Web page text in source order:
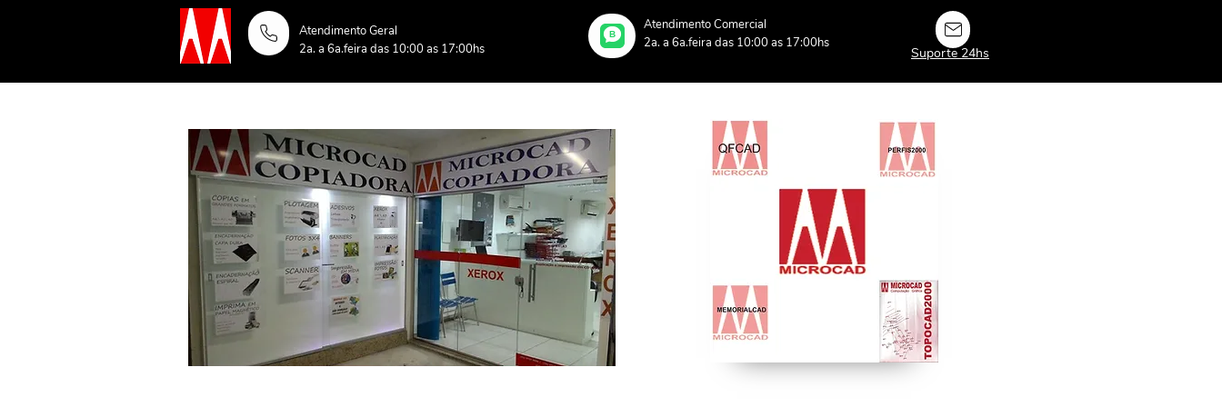
Atendimento Geral
2a. a 6a.feira das 10:00 as 17:00hs
Suporte 24hs
B
Atendimento Comercial
2a. a 6a.feira das 10:00 as 17:00hs